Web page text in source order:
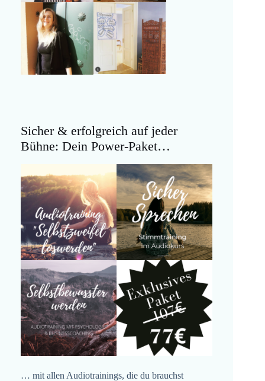
Sicher & erfolgreich auf jeder
Bühne: Dein Power-Paket…
… mit allen Audiotrainings, die du brauchst